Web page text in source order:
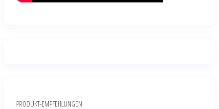
PRODUKT-EMPFEHLUNGEN